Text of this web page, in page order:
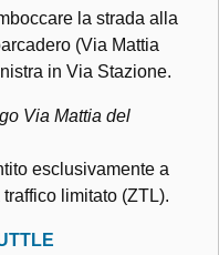
la strada alla
(Via Mattia
in Via Stazione.
Via Mattia del
esclusivamente a
limitato (ZTL).